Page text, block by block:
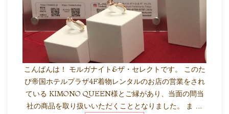
こんばんは！ モルガナイト&ザ・セレクトです。 このた
び帝国ホテルプラザ4F着物レンタルのお店の営業をされ
ている KIMONO QUEEN様とご縁があり、当面の間当
社の商品を取り扱いいただくこととなりました。 ま …